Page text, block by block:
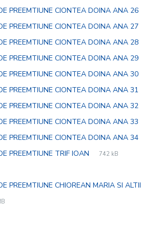
PREEMTIUNE CIONTEA DOINA ANA 26
PREEMTIUNE CIONTEA DOINA ANA 27
PREEMTIUNE CIONTEA DOINA ANA 28
PREEMTIUNE CIONTEA DOINA ANA 29
PREEMTIUNE CIONTEA DOINA ANA 30
PREEMTIUNE CIONTEA DOINA ANA 31
PREEMTIUNE CIONTEA DOINA ANA 32
PREEMTIUNE CIONTEA DOINA ANA 33
PREEMTIUNE CIONTEA DOINA ANA 34
PREEMTIUNE TRIF IOAN
File
pdf
File
742 kB
PREEMTIUNE CHIOREAN MARIA SI ALTII